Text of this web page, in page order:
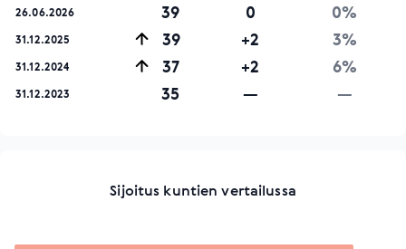
26.06.2026 39 0 0%
31.12.2025 39 +2 3%
31.12.2024 37 +2 6%
31.12.2023 35 — —
Sijoitus kuntien vertailussa